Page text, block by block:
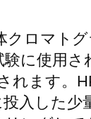
クロマ
に使用
ます。
入した